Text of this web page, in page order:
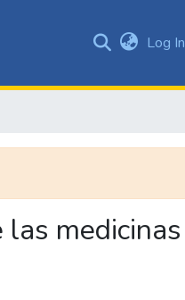
Log In
medicinas